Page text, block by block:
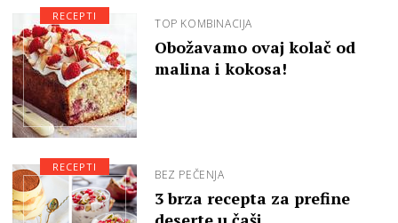
TOP KOMBINACIJA
Obožavamo ovaj kolač od
malina i kokosa!
RECEPTI
BEZ PEČENJA
3 brza recepta za prefine
RECEPTI